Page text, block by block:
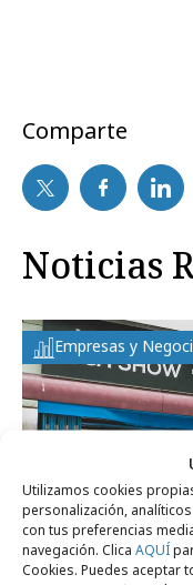
Utilizamos cookies
personalización,
con tus preferencias
navegación. Clica AQUÍ
Cookies. Puedes aceptar
Comparte
Noticias
Empresas y